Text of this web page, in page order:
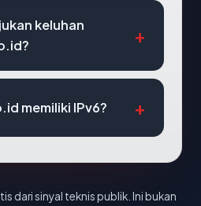
keluhan
memiliki IPv6?
dari sinyal teknis publik. Ini bukan